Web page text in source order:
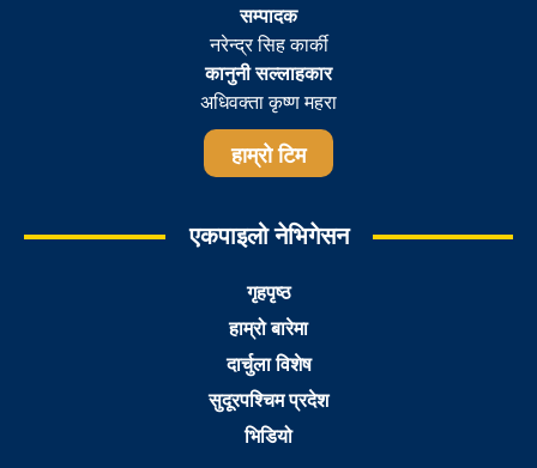
सम्पादक
नरेन्द्र सिह कार्की
कानुनी सल्लाहकार
अधिवक्ता कृष्ण महरा
हाम्रो टिम
एकपाइलो नेभिगेसन
गृहपृष्ठ
हाम्रो बारेमा
दार्चुला विशेष
सुदूरपश्चिम प्रदेश
भिडियो